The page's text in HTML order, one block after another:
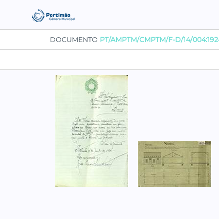
DOCUMENTO PT/AMPTM/CMPTM/F-D/14/